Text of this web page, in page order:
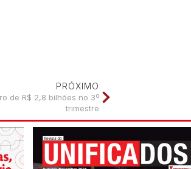
PRÓXIMO
de R$ 2,8 bilhões no 3º
trimestre